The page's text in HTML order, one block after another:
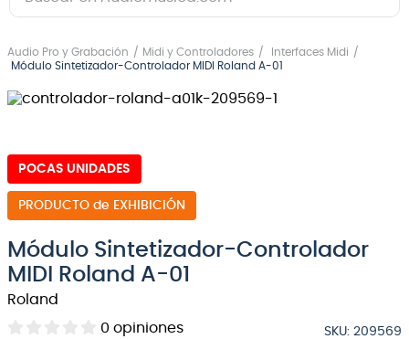
Audio Pro y Grabación Midi y Controladores
Interfaces Midi
Módulo Sintetizador-Controlador MIDI Roland A-01
POCAS UNIDADES
de EXHIBICIÓN
Módulo Sintetizador-Controlador
MIDI Roland A-01
Roland
0 opiniones SKU: 209569
1.
guitarra electrica
2.
bajo
4.
pioneerdj
5.
amplificador
6.
guitarra
7.
teclado
micrófono